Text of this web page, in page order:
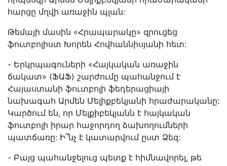
հարցը մղվի առաջին պլան:
Թեմայի մասին «Հրապարակը» զրուցեց
ֆուտբոլիստ Խորեն Հովհաննիսյանի հետ:
- Երկրպագուների «Հայկական առաջին
ճակատ» (ՖԱՖ) շարժումը պահանջում է
Հայաստանի ֆուտբոլի ֆեդերացիայի
նախագահ Արմեն Մելիքբեկյանի հրաժարականը:
Կարծում են, որ Մելքիբեկյանն է հայկական
ֆուտբոլի իրար հաջորդող ձախողումների
պատճառը: Ի՞նչ է կատարվում ըստ Ձեզ:
- Բայց պահանջելուց պետք է հիմնավորել, թե